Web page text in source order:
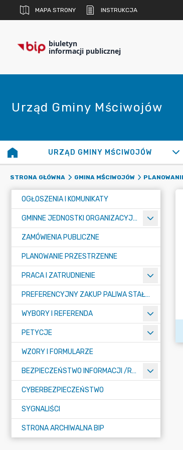
MAPA STRONY INSTRUKCJA
biuletyn
informacji publicznej
Urząd Gminy Mściwojów
URZĄD GMINY MŚCIWOJÓW
STRONA GŁÓWNA GMINA MŚCIWOJÓW
OGŁOSZENIA I KOMUNIKATY
GMINNE JEDNOSTKI ORGANIZACYJNE
ZAMÓWIENIA PUBLICZNE
PLANOWANIE PRZESTRZENNE
PRACA I ZATRUDNIENIE
PREFERENCYJNY ZAKUP PALIWA STAŁEGO
WYBORY I REFERENDA
PETYCJE
WZORY I FORMULARZE
BEZPIECZEŃSTWO INFORMACJI /RODO/
CYBERBEZPIECZEŃSTWO
SYGNALIŚCI
STRONA ARCHIWALNA BIP